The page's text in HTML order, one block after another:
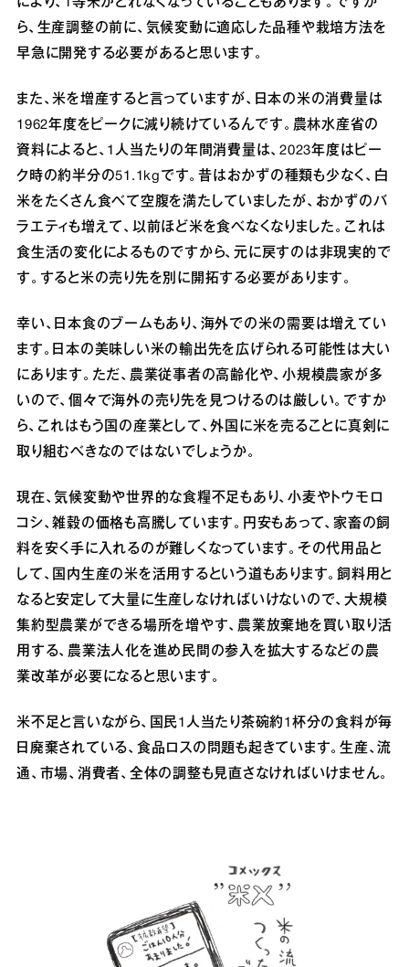
により、1等米がとれなくなっていることもあります。ですか
ら、生産調整の前に、気候変動に適応した品種や栽培方法を
早急に開発する必要があると思います。
また、米を増産すると言っていますが、日本の米の消費量は
1962年度をピークに減り続けているんです。農林水産省の
資料によると、1人当たりの年間消費量は、2023年度はピー
ク時の約半分の51.1kgです。昔はおかずの種類も少なく、白
米をたくさん食べて空腹を満たしていましたが、おかずのバ
ラエティも増えて、以前ほど米を食べなくなりました。これは
食生活の変化によるものですから、元に戻すのは非現実的で
す。すると米の売り先を別に開拓する必要があります。
幸い、日本食のブームもあり、海外での米の需要は増えてい
ます。日本の美味しい米の輸出先を広げられる可能性は大い
にあります。ただ、農業従事者の高齢化や、小規模農家が多
いので、個々で海外の売り先を見つけるのは厳しい。ですか
ら、これはもう国の産業として、外国に米を売ることに真剣に
取り組むべきなのではないでしょうか。
現在、気候変動や世界的な食糧不足もあり、小麦やトウモロ
コシ、雑穀の価格も高騰しています。円安もあって、家畜の飼
料を安く手に入れるのが難しくなっています。その代用品と
して、国内生産の米を活用するという道もあります。飼料用と
なると安定して大量に生産しなければいけないので、大規模
集約型農業ができる場所を増やす、農業放棄地を買い取り活
用する、農業法人化を進め民間の参入を拡大するなどの農
業改革が必要になると思います。
米不足と言いながら、国民1人当たり茶碗約1杯分の食料が毎
日廃棄されている、食品ロスの問題も起きています。生産、流
通、市場、消費者、全体の調整も見直さなければいけません。